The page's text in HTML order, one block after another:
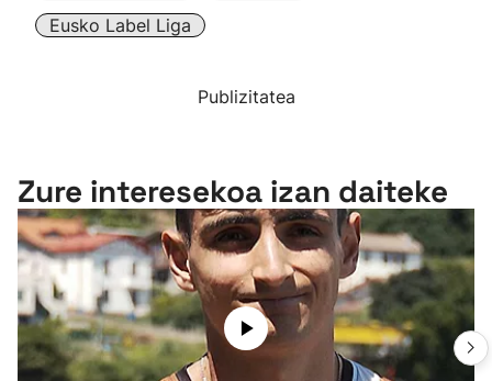
Eusko Label Liga
Publizitatea
Zure interesekoa izan daiteke